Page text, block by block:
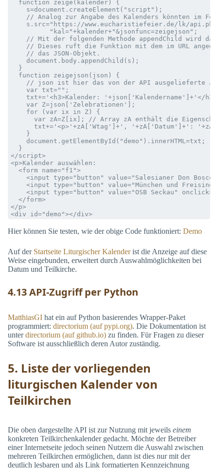
  function zeige(kalender) {
    s=document.createElement("script");
// Analog zur Angabe des Kalenders könnten im
s.src="https://www.eucharistiefeier.de/lk/
          "kal="+kalender+"&jsonfunc=zeigejson";
// Mit der folgenden Methode appendChild wird
// Dieses ruft die Funktion mit dem im URL
    // das JSON-Objekt.
    document.body.appendChild(s);
  }
  function zeigejson(json) {
// json ist hier das von der API ausgelieferte
    var txt="";
txt+='<h3>Kalender: '+json['Kalendername']+'</
    var Z=json['Zelebrationen'];
    for (var ix in Z) {
var zA=Z[ix]; // Array zA enthält die
txt+='<p>'+zA['Wtag']+', '+zA['Datum']+':
    }
    document.getElementById("demo").innerHTML=txt;
  }
</script>
<p>Kalender auswählen:
  <form name="f1">
<input type="button" value="Salesianer Don
<input type="button" value="München und
<input type="button" value="OSB Seckau"
  </form>
</p>
Hier können Sie testen, wie der obige Code funktioniert: Demo
Auf der Startseite Liturgischer Kalenderist die Anzeige auf diese
Weise eingebunden, erweitert durch Auswahlmöglichkeiten bei
Datum und Teilkirche.
4.13 API-Zugriff per Python
MatthiasGI hat ein auf Python basierendes Wrapper-Paket
programmiert: directorium (auf pypi.org). Die Dokumentation ist
unterdirectorium (auf github.io) zu finden. Für Fragen zu dieser
Software ist ausschließlich deren Autor zuständig.
5. Liste der vorliegenden
liturgischen Kalender von
Teilkirchen
Die oben dargestellte API ist zur Nutzung mit jeweils einem
konkreten Teilkirchenkalender gedacht. Möchte der Betreiber
einer Internetseite jedoch seinen Nutzern die Auswahl zwischen
mehreren Teilkirchen ermöglichen, dann ist dies nur mit der
deutlich lesbaren und als Link formatierten Kennzeichnung